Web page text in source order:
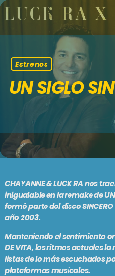
HOME
CLUB
APORTES
TV
GRILLA
EVENTOS
MADRID
MÁLAGA
BARCELONA
MALLORCA
LO NUEVO
TIENDA
Estrenos
UN SIGLO
CHAYANNE & LUCK RA nos
inigualable en la remake de UN
formó parte del disco
año 2003.
Manteniendo el sentimiento
DE VITA, los ritmos actuales
listas de lo más escuchados
plataformas musicales.